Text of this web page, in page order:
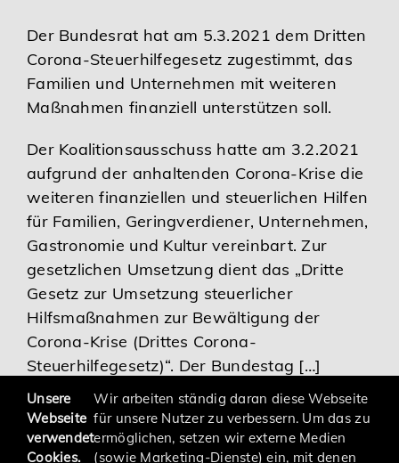
Digitalisierung | Steuerberatung
Karriere
Services
Der Bundesrat hat am 5.3.2021 dem Dritten
Corona-Steuerhilfegesetz zugestimmt, das
Familien und Unternehmen mit weiteren
Maßnahmen finanziell unterstützen soll.
Der Koalitionsausschuss hatte am 3.2.2021
aufgrund der anhaltenden Corona-Krise die
weiteren finanziellen und steuerlichen Hilfen
für Familien, Geringverdiener, Unternehmen,
Gastronomie und Kultur vereinbart. Zur
gesetzlichen Umsetzung dient das „Dritte
Gesetz zur Umsetzung steuerlicher
Hilfsmaßnahmen zur Bewältigung der
Corona-Krise (Drittes Corona-
Steuerhilfegesetz)“. Der Bundestag […]
Unsere
Webseite
verwendet
Cookies.
Wir arbeiten ständig daran diese Webseite
für unsere Nutzer zu verbessern. Um das zu
ermöglichen, setzen wir externe Medien
(sowie Marketing-Dienste) ein, mit denen